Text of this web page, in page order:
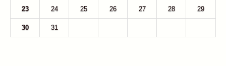
23 24 25 26 27 28 29
30 31